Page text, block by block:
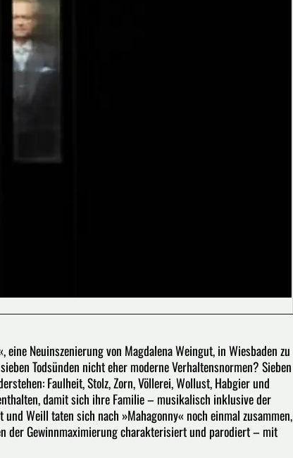
Neuinszenierung von Magdalena Weingut, in Wiesbaden zu
Todsünden nicht eher moderne Verhaltensnormen? Sieben
Faulheit, Stolz, Zorn, Völlerei, Wollust, Habgier und
damit sich ihre Familie – musikalisch inklusive der
Weill taten sich nach »Mahagonny« noch einmal zusammen,
der Gewinnmaximierung charakterisiert und parodiert – mit